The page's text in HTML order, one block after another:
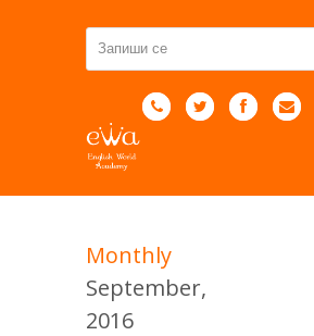
Monthly
September,
2016